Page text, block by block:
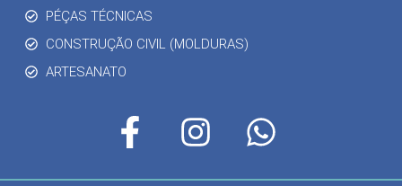
PÉÇAS TÉCNICAS
CONSTRUÇÃO CIVIL (MOLDURAS)
ARTESANATO